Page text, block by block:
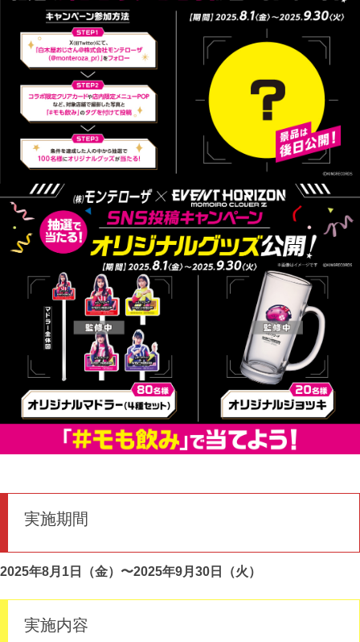
実施期間
2025年8月1日（金）〜2025年9月30日（火）
実施内容